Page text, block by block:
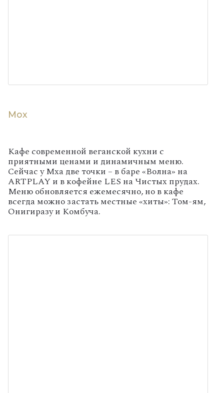
Мох
Кафе современной веганской кухни с
приятными ценами и динамичным меню.
Сейчас у Мха две точки – в баре «Волна» на
ARTPLAY и в кофейне LES на Чистых прудах.
Меню обновляется ежемесячно, но в кафе
всегда можно застать местные «хиты»: Том-ям,
Онигиразу и Комбуча.